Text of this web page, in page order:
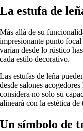
La estufa de
Más allá de su
impresionante punto
varían desde lo rústico
cada estilo decorativo.
Las estufas de leña
desde salones
considera no solo su
alineará con la estética de
Un símbolo de